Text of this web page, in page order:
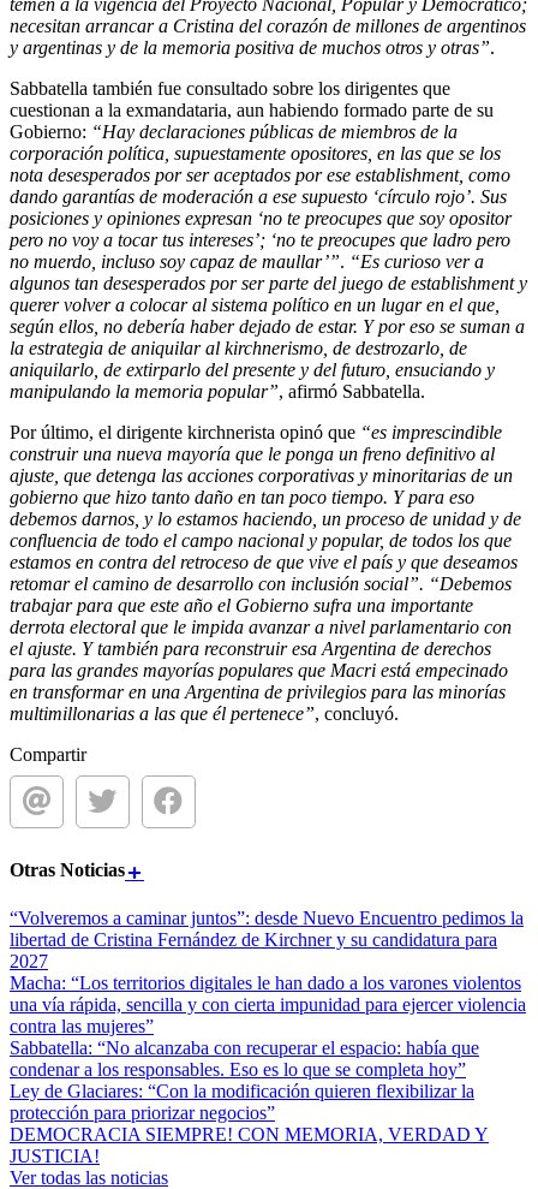
temen a la vigencia del Proyecto Nacional, Popular y Democrático;
necesitan arrancar a Cristina del corazón de millones de argentinos
y argentinas y de la memoria positiva de muchos otros y otras”.
Sabbatella también fue consultado sobre los dirigentes que
cuestionan a la exmandataria, aun habiendo formado parte de su
Gobierno: “Hay declaraciones públicas de miembros de la
corporación política, supuestamente opositores, en las que se los
nota desesperados por ser aceptados por ese establishment, como
dando garantías de moderación a ese supuesto ‘círculo rojo’. Sus
posiciones y opiniones expresan ‘no te preocupes que soy opositor
pero no voy a tocar tus intereses’; ‘no te preocupes que ladro pero
no muerdo, incluso soy capaz de maullar’”. “Es curioso ver a
algunos tan desesperados por ser parte del juego de establishment y
querer volver a colocar al sistema político en un lugar en el que,
según ellos, no debería haber dejado de estar. Y por eso se suman a
la estrategia de aniquilar al kirchnerismo, de destrozarlo, de
aniquilarlo, de extirparlo del presente y del futuro, ensuciando y
manipulando la memoria popular”, afirmó Sabbatella.
Por último, el dirigente kirchnerista opinó que “es imprescindible
construir una nueva mayoría que le ponga un freno definitivo al
ajuste, que detenga las acciones corporativas y minoritarias de un
gobierno que hizo tanto daño en tan poco tiempo. Y para eso
debemos darnos, y lo estamos haciendo, un proceso de unidad y de
confluencia de todo el campo nacional y popular, de todos los que
estamos en contra del retroceso de que vive el país y que deseamos
retomar el camino de desarrollo con inclusión social”. “Debemos
trabajar para que este año el Gobierno sufra una importante
derrota electoral que le impida avanzar a nivel parlamentario con
el ajuste. Y también para reconstruir esa Argentina de derechos
para las grandes mayorías populares que Macri está empecinado
en transformar en una Argentina de privilegios para las minorías
multimillonarias a las que él pertenece”, concluyó.
Compartir
Otras Noticias
“Volveremos a caminar juntos”: desde Nuevo Encuentro pedimos la
libertad de Cristina Fernández de Kirchner y su candidatura para
2027
Macha: “Los territorios digitales le han dado a los varones violentos
una vía rápida, sencilla y con cierta impunidad para ejercer violencia
contra las mujeres”
Sabbatella: “No alcanzaba con recuperar el espacio: había que
condenar a los responsables. Eso es lo que se completa hoy”
Ley de Glaciares: “Con la modificación quieren flexibilizar la
protección para priorizar negocios”
DEMOCRACIA SIEMPRE! CON MEMORIA, VERDAD Y
JUSTICIA!
Ver todas las noticias